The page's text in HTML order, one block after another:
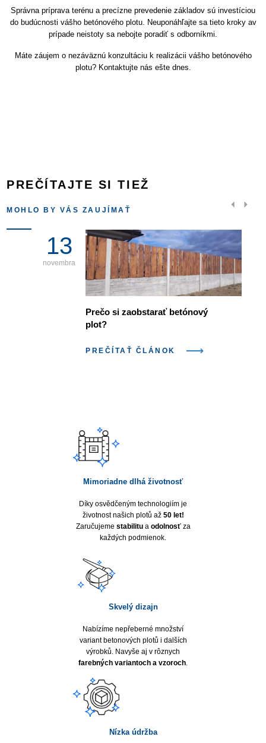
Správna príprava terénu a precízne prevedenie základov sú investíciou
do budúcnosti vášho betónového plotu. Neuponáhľajte sa tieto kroky av
prípade neistoty sa nebojte poradiť s odborníkmi.
Máte záujem o nezáväznú konzultáciu k realizácii vášho betónového
plotu? Kontaktujte nás ešte dnes.
PREČÍTAJTE SI TIEŽ
MOHLO BY VÁS ZAUJÍMAŤ
13
novembra
Prečo si zaobstarať betónový
plot?
PREČÍTAŤ ČLÁNOK
Mimoriadne dlhá životnosť
Díky osvědčeným technologiím je
životnost našich plotů až 50 let!
Zaručujeme stabilitua odolnosťza
každých podmienok.
Skvelý dizajn
Nabízíme nepřeberné množství
variant betonových plotů i dalších
výrobků. Navyše aj v rôznych
farebných variantoch a vzoroch
Nízka údržba